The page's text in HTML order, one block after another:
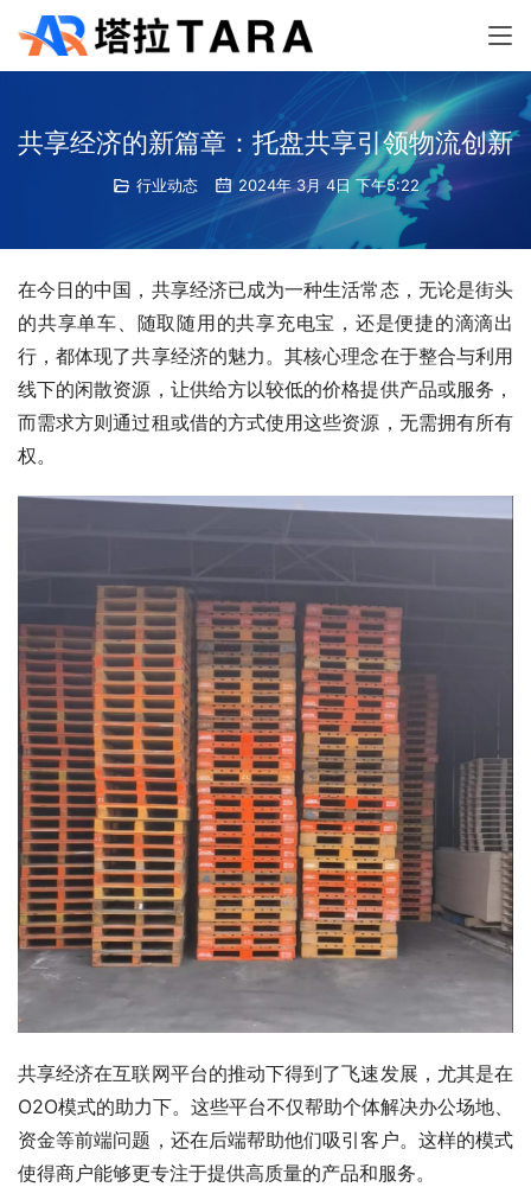
共享经济的新篇章：托盘共享引领物流创新
行业动态 2024年 3月 4日 下午5:22
在今日的中国，共享经济已成为一种生活常态，无论是街头
的共享单车、随取随用的共享充电宝，还是便捷的滴滴出
行，都体现了共享经济的魅力。其核心理念在于整合与利用
线下的闲散资源，让供给方以较低的价格提供产品或服务，
而需求方则通过租或借的方式使用这些资源，无需拥有所有
权。
共享经济在互联网平台的推动下得到了飞速发展，尤其是在
O2O模式的助力下。这些平台不仅帮助个体解决办公场地、
资金等前端问题，还在后端帮助他们吸引客户。这样的模式
使得商户能够更专注于提供高质量的产品和服务。